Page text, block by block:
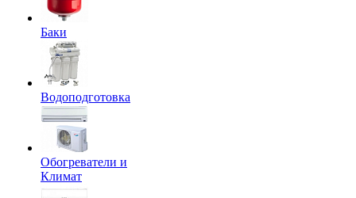
Баки
Водоподготовка
Обогреватели и
Климат